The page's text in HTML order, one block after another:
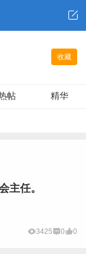
收藏
帖 精华
主任。
3425 0 0